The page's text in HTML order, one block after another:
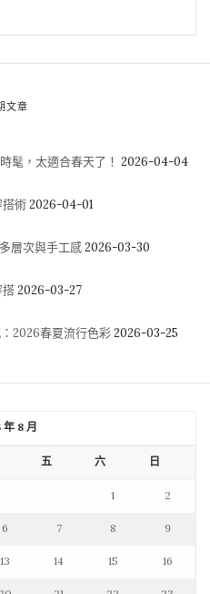
文章
髦，太適合春天了！ 2026-04-04
術 2026-04-01
層次與手工感 2026-03-30
2026-03-27
2026春夏流行色彩 2026-03-25
8 月
五 六 日
1 2
6 7 8 9
13 14 15 16